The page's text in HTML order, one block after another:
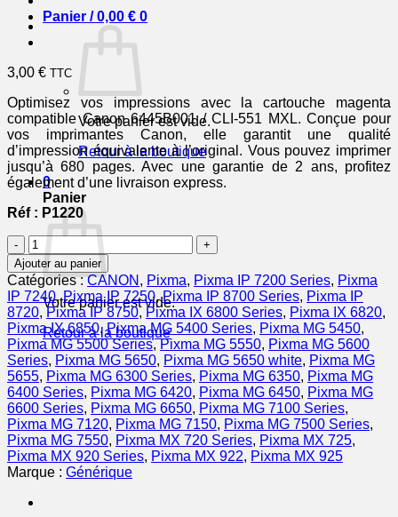
Panier /0,00 € 0
Votre panier est vide.
Retour à la boutique
0
Panier
Votre panier est vide.
Retour à la boutique
3,00 € TTC
Optimisez vos impressions avec la cartouche magenta
compatible Canon 6445B001 / CLI-551 MXL. Conçue pour
vos imprimantes Canon, elle garantit une qualité
d’impression équivalente à l’original. Vous pouvez imprimer
jusqu’à 680 pages. Avec une garantie de 2 ans, profitez
également d’une livraison express.
Réf : P1220
quantité
de
6445B001
/
CLI-
551
MXL
-
cartouche
compatible
Canon
-
magenta
Ajouter au panier
Catégories :CANON , Pixma, Pixma IP 7200 Series, Pixma
IP 7240,Pixma IP 7250,Pixma IP 8700 Series, Pixma IP
8720, Pixma IP 8750, Pixma IX 6800 Series, Pixma IX 6820,
Pixma IX 6850,Pixma MG 5400 Series, Pixma MG 5450,
Pixma MG 5500 Series,Pixma MG 5550, Pixma MG 5600
Series, Pixma MG 5650, Pixma MG 5650 white, Pixma MG
5655, Pixma MG 6300 Series, Pixma MG 6350, Pixma MG
6400 Series, Pixma MG 6420, Pixma MG 6450, Pixma MG
6600 Series, Pixma MG 6650, Pixma MG 7100 Series,
Pixma MG 7120, Pixma MG 7150, Pixma MG 7500 Series,
Pixma MG 7550, Pixma MX 720 Series, Pixma MX 725,
Pixma MX 920 Series, Pixma MX 922, Pixma MX 925
Marque : Générique